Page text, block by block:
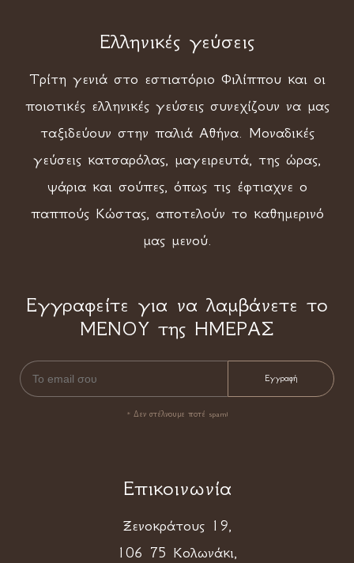
Ελληνικές γεύσεις
Τρίτη γενιά στο εστιατόριο Φιλίππου και οι
ποιοτικές ελληνικές γεύσεις συνεχίζουν να μας
ταξιδεύουν στην παλιά Αθήνα. Μοναδικές
γεύσεις κατσαρόλας, μαγειρευτά, της ώρας,
ψάρια και σούπες, όπως τις έφτιαχνε ο
παππούς Κώστας, αποτελούν το καθημερινό
μας μενού.
Εγγραφείτε για να λαμβάνετε το
ΜΕΝΟΥ της ΗΜΕΡΑΣ
* Δεν στέλνουμε ποτέ spam!
Επικοινωνία
Ξενοκράτους 19,
106 75 Κολωνάκι,